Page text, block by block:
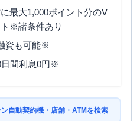
最大1,000ポイント分のV
※諸条件あり
資も可能※
日間利息0円※
自動契約機・店舗・ATMを検索